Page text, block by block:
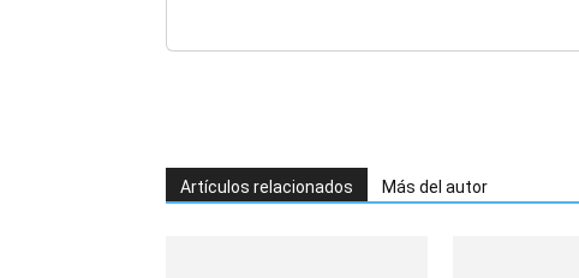
Artículos relacionados Más del autor